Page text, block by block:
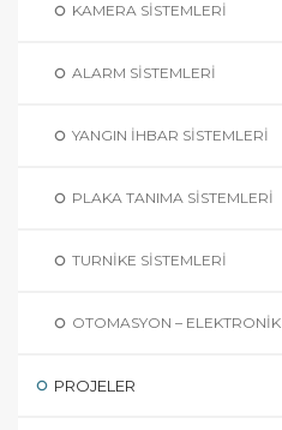
KAMERA SISTEMLERI
ALARM SISTEMLERI
YANGIN İHBAR SISTEMLERI
PLAKA TANIMA SISTEMLERI
TURNIKE SISTEMLERI
OTOMASYON – ELEKTRONIK
PROJELER